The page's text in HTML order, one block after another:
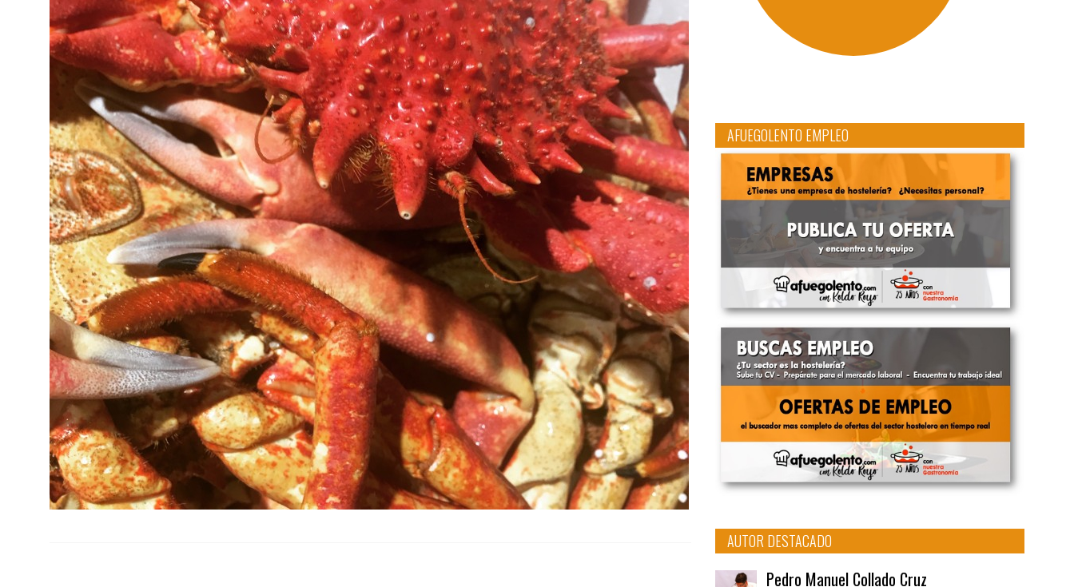
AFUEGOLENTO EMPLEO
AUTOR DESTACADO
Pedro Manuel Collado Cruz